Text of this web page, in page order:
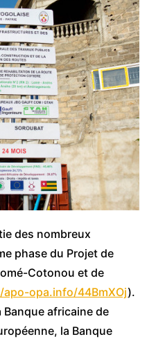
des nombreux
phase du Projet de
Cotonou et de
opa.info/44BmXOj).
africaine de
la Banque